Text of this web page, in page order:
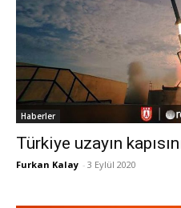
Haberler
Türkiye uzayın
Furkan Kalay - 3 Eylül 2020